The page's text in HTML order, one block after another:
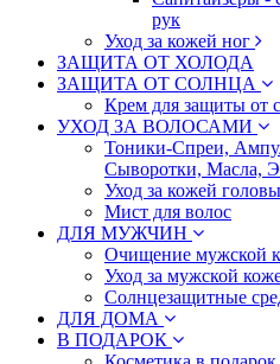
рук
Уход за кожей ног
ЗАЩИТА ОТ ХОЛОДА
ЗАЩИТА ОТ СОЛНЦА
Крем для защиты от
УХОД ЗА ВОЛОСАМИ
Тоники-Спреи,
Сыворотки, Масла,
Уход за кожей головы
Мист для волос
ДЛЯ МУЖЧИН
Очищение мужской
Уход за мужской
Солнцезащитные
ДЛЯ ДОМА
В ПОДАРОК